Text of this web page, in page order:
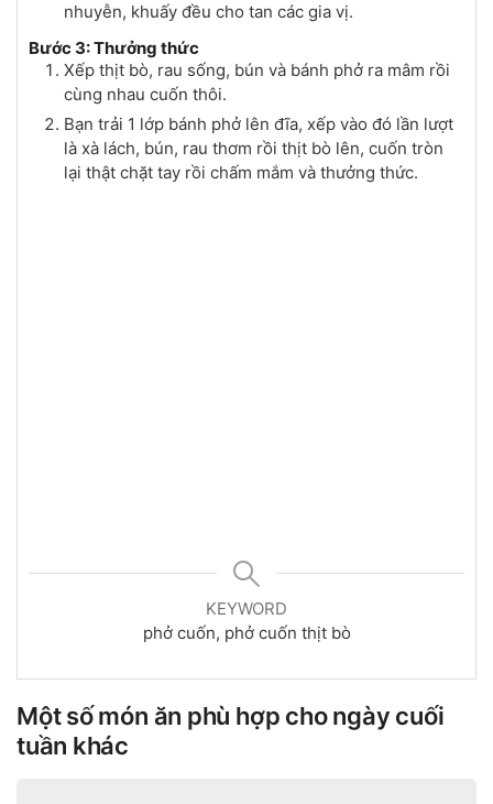
nhuyễn, khuấy đều cho tan các gia vị.
Bước 3: Thưởng thức
Xếp thịt bò, rau sống, bún và bánh phở ra mâm rồi
cùng nhau cuốn thôi.
Bạn trải 1 lớp bánh phở lên đĩa, xếp vào đó lần lượt
là xà lách, bún, rau thơm rồi thịt bò lên, cuốn tròn
lại thật chặt tay rồi chấm mắm và thưởng thức.
KEYWORD
phở cuốn, phở cuốn thịt bò
Một số món ăn phù hợp cho ngày cuối
tuần khác